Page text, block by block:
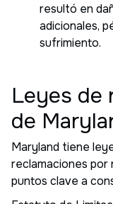
resultó en
adicionales,
sufrimiento.
Leyes de
de
Maryland tiene
reclamaciones por
puntos clave a